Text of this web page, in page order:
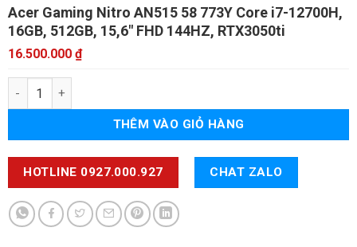
Acer Gaming Nitro AN515 58 773Y Core i7-12700H,
16GB, 512GB, 15,6" FHD 144HZ, RTX3050ti
16.500.000 ₫
Acer Gaming Nitro AN515 58 773Y số lượng
THÊM VÀO GIỎ HÀNG
HOTLINE 0927.000.927 CHAT ZALO